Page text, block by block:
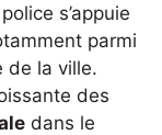
s’appuie
parmi
de la ville.
des
dans le